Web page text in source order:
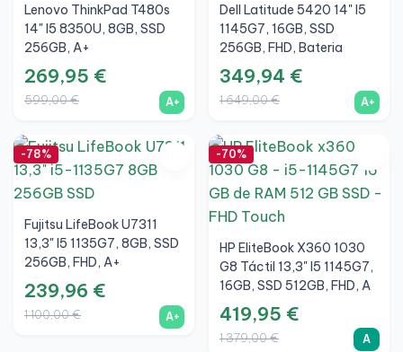
Lenovo ThinkPad T480s
14" I5 8350U, 8GB, SSD
256GB, A+
269,95 €
599,00 € A+
Dell Latitude 5420 14" I5
1145G7, 16GB, SSD
256GB, FHD, Bateria
Nova, A+
349,94 €
1 649,00 € A+
-78%
Fujitsu LifeBook U7311
13,3" I5 1135G7, 8GB, SSD
256GB, FHD, A+
239,96 €
1 100,00 € A+
-70%
HP EliteBook X360 1030
G8 Táctil 13,3" I5 1145G7,
16GB, SSD 512GB, FHD, A
419,95 €
1 379,00 € A